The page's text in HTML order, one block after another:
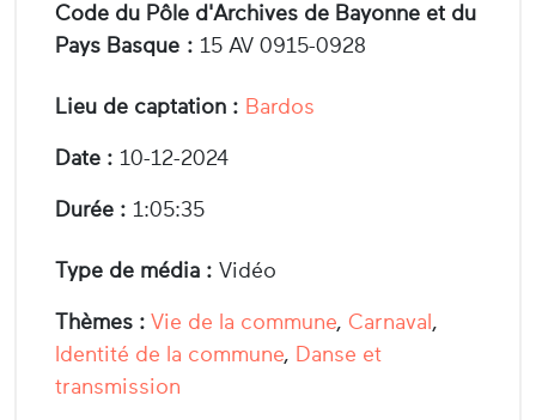
Code du Pôle d'Archives de Bayonne et du
Pays Basque : 15 AV 0915-0928
Lieu de captation : Bardos
Date : 10-12-2024
Durée : 1:05:35
Type de média : Vidéo
Thèmes : Vie de la commune, Carnaval ,
Identité de la commune, Danse et
transmission